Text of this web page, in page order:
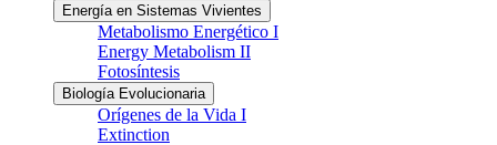
Energía en Sistemas Vivientes
Metabolismo Energético I
Energy Metabolism II
Fotosíntesis
Biología Evolucionaria
Orígenes de la Vida I
Extinction